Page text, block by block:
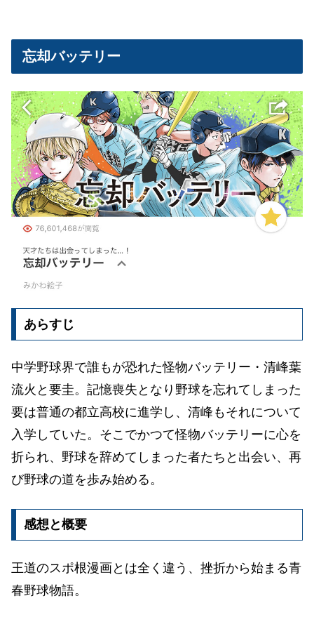
忘却バッテリー
あらすじ
中学野球界で誰もが恐れた怪物バッテリー・清峰葉
流火と要圭。記憶喪失となり野球を忘れてしまった
要は普通の都立高校に進学し、清峰もそれについて
入学していた。そこでかつて怪物バッテリーに心を
折られ、野球を辞めてしまった者たちと出会い、再
び野球の道を歩み始める。
感想と概要
王道のスポ根漫画とは全く違う、挫折から始まる青
春野球物語。